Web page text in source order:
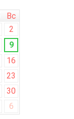
Вс
2
9
16
23
30
6